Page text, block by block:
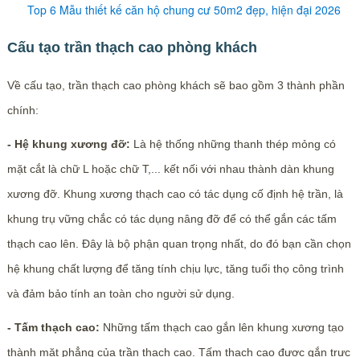
Top 6 Mẫu thiết kế căn hộ chung cư 50m2 đẹp, hiện đại 2026
Cấu tạo trần thạch cao phòng khách
Về cấu tạo, trần thạch cao phòng khách sẽ bao gồm 3 thành phần
chính:
- Hệ khung xương đỡ: Là hệ thống những thanh thép mỏng có
mặt cắt là chữ L hoặc chữ T,... kết nối với nhau thành dàn khung
xương đỡ. Khung xương thạch cao có tác dụng cố định hệ trần, là
khung trụ vững chắc có tác dụng nâng đỡ để có thể gắn các tấm
thạch cao lên. Đây là bộ phận quan trọng nhất, do đó bạn cần chọn
hệ khung chất lượng để tăng tính chịu lực, tăng tuổi thọ công trình
và đảm bảo tính an toàn cho người sử dụng.
- Tấm thạch cao: Những tấm thạch cao gắn lên khung xương tạo
thành mặt phẳng của trần thạch cao. Tấm thạch cao được gắn trực